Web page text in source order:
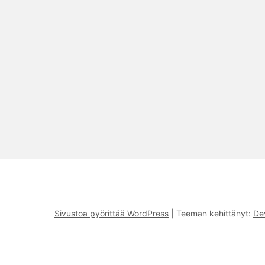
Sivustoa pyörittää WordPress Teeman kehittänyt: